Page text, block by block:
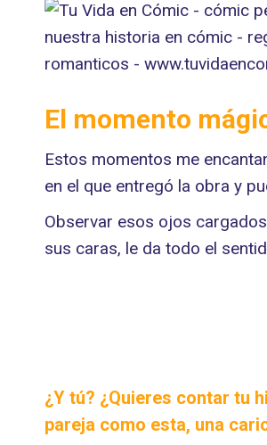
El momento
Estos momentos me
en el que entregó la obra y
Observar esos ojos
sus caras, le da todo el
¿Y tú? ¿Quieres contar tu
pareja como esta, una